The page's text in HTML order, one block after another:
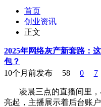
首页
创业资讯
正文
2025年网络灰产新套路：
包？
10个月前发布
58 0 7
凌晨三点的直播间里
亮起，主播展示着后台账